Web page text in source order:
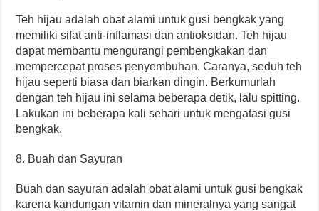
Teh hijau adalah obat alami untuk gusi bengkak yang
memiliki sifat anti-inflamasi dan antioksidan. Teh hijau
dapat membantu mengurangi pembengkakan dan
mempercepat proses penyembuhan. Caranya, seduh teh
hijau seperti biasa dan biarkan dingin. Berkumurlah
dengan teh hijau ini selama beberapa detik, lalu spitting.
Lakukan ini beberapa kali sehari untuk mengatasi gusi
bengkak.
8. Buah dan Sayuran
Buah dan sayuran adalah obat alami untuk gusi bengkak
karena kandungan vitamin dan mineralnya yang sangat